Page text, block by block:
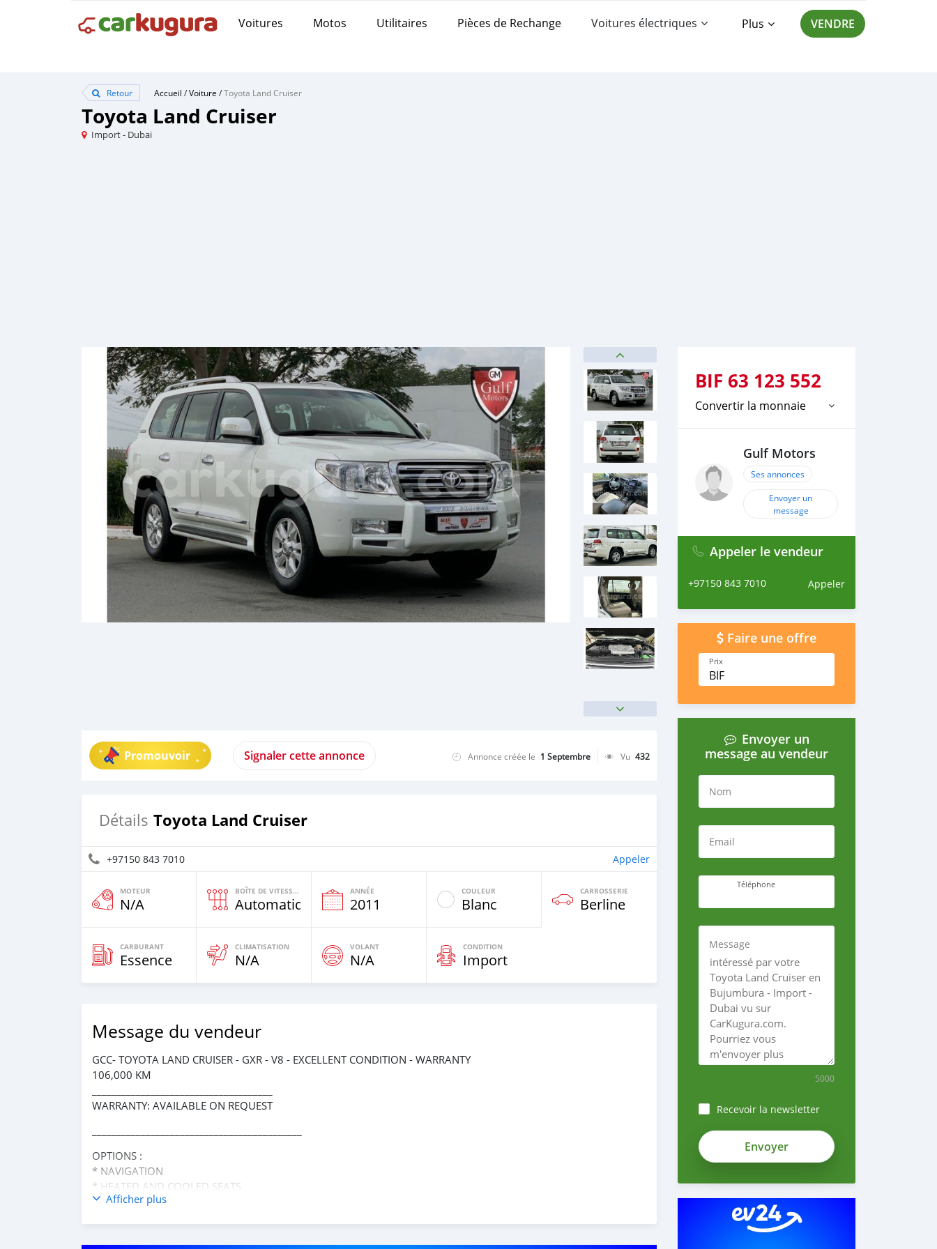
Voitures Motos Utilitaires Pièces de Rechange Voitures électriques Plus VENDRE
Retour Accueil /Voiture /Toyota Land Cruiser
Toyota Land Cruiser
Import - Dubai
Promouvoir Signaler cette annonce Annonce créée le 1 Septembre Vu 432
Détails Toyota Land Cruiser
+97150 843 7010 Appeler
MOTEUR
N/A
BOÎTE DE VITESSES
Automatique
ANNÉE
2011
COULEUR
Blanc
CARROSSERIE
Berline
CARBURANT
Essence
CLIMATISATION
N/A
VOLANT
N/A
CONDITION
Import
Message du vendeur
GCC- TOYOTA LAND CRUISER - GXR - V8 - EXCELLENT CONDITION - WARRANTY
106,000 KM
WARRANTY: AVAILABLE ON REQUEST
OPTIONS :
* NAVIGATION
* HEATED AND COOLED SEATS
* REAR ENTERTAINMENT SYSTEM
Afficher plus
BIF 63 123 552
Convertir la monnaie
Gulf Motors
Ses annonces
Envoyer un
message
Appeler le vendeur
+97150 843 7010 Appeler
Faire une offre
Prix
BIF
Envoyer un
message au vendeur
Nom
Email
Téléphone
Message
5000
Recevoir la newsletter